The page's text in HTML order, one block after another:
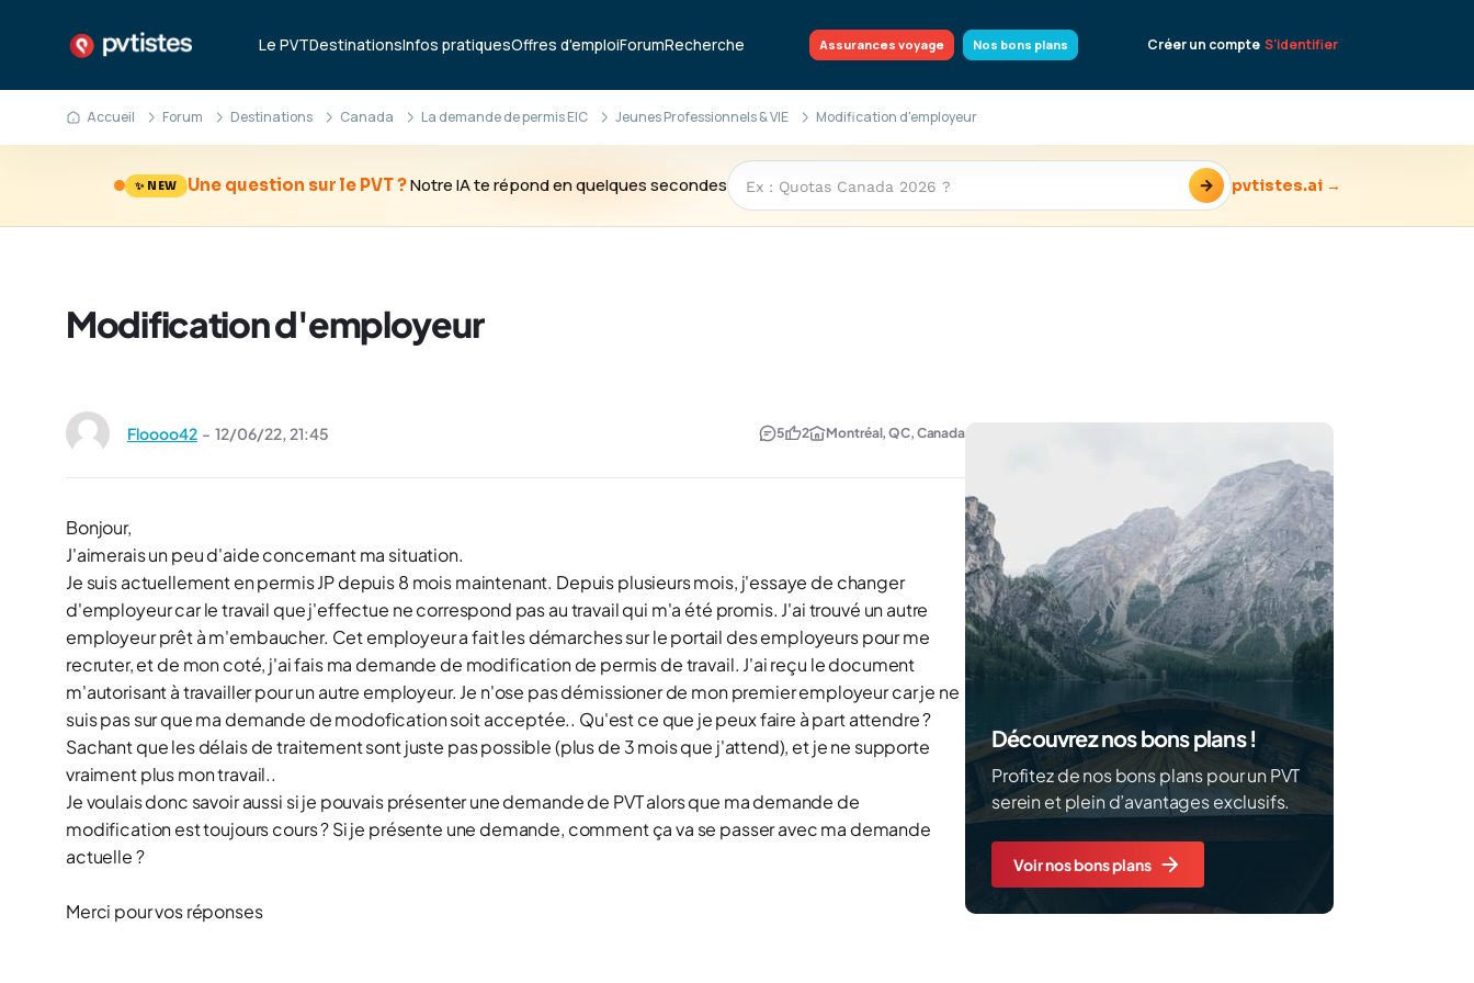
Le PVTDestinationsInfos pratiquesOffres d'emploiForumRecherche Assurances voyage Nos bons plans Créer un compte S'identifier
Accueil Forum Destinations Canada La demande de permis EIC Jeunes Professionnels & VIE Modification d'employeur
✨ NEW Une question sur le PVT ?Notre IA te répond en quelques secondes → pvtistes.ai →
Modification d'employeur
Floooo42 - 12/06/22, 21:45 5 2 Montréal, QC, Canada
Bonjour,
J'aimerais un peu d'aide concernant ma situation.
Je suis actuellement en permis JP depuis 8 mois maintenant. Depuis plusieurs mois, j'essaye de changer
d'employeur car le travail que j'effectue ne correspond pas au travail qui m'a été promis. J'ai trouvé un autre
employeur prêt à m'embaucher. Cet employeur a fait les démarches sur le portail des employeurs pour me
recruter, et de mon coté, j'ai fais ma demande de modification de permis de travail. J'ai reçu le document
m'autorisant à travailler pour un autre employeur. Je n'ose pas démissioner de mon premier employeur car je ne
suis pas sur que ma demande de modofication soit acceptée.. Qu'est ce que je peux faire à part attendre ?
Sachant que les délais de traitement sont juste pas possible (plus de 3 mois que j'attend), et je ne supporte
vraiment plus mon travail..
Je voulais donc savoir aussi si je pouvais présenter une demande de PVT alors que ma demande de
modification est toujours cours ? Si je présente une demande, comment ça va se passer avec ma demande
actuelle ?
Merci pour vos réponses
Découvrez nos bons plans !
Profitez de nos bons plans pour un PVT
serein et plein d’avantages exclusifs.
Voir nos bons plans